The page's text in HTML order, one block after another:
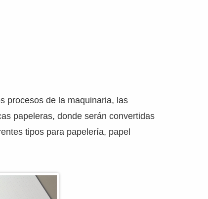
procesos de la maquinaria, las
papeleras, donde serán convertidas
tipos para papelería, papel